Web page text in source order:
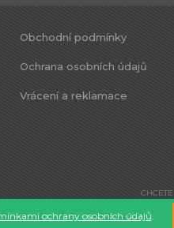
Obchodní podmínky
Ochrana osobních údajů
Vrácení a reklamace
CHCETE
TAKY WEB?
ochrany osobních údajů